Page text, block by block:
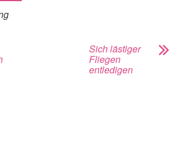
Sich lästiger
Fliegen
entledigen